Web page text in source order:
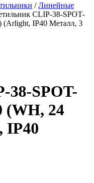
/Линейные
CLIP-38-SPOT-
(Arlight, IP40 Металл, 3
38-SPOT-
(WH, 24
IP40